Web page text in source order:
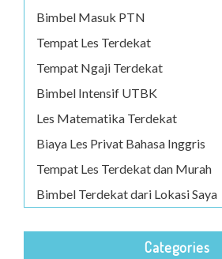
Bimbel Masuk PTN
Tempat Les Terdekat
Tempat Ngaji Terdekat
Bimbel Intensif UTBK
Les Matematika Terdekat
Biaya Les Privat Bahasa Inggris
Tempat Les Terdekat dan Murah
Bimbel Terdekat dari Lokasi Saya
Categories